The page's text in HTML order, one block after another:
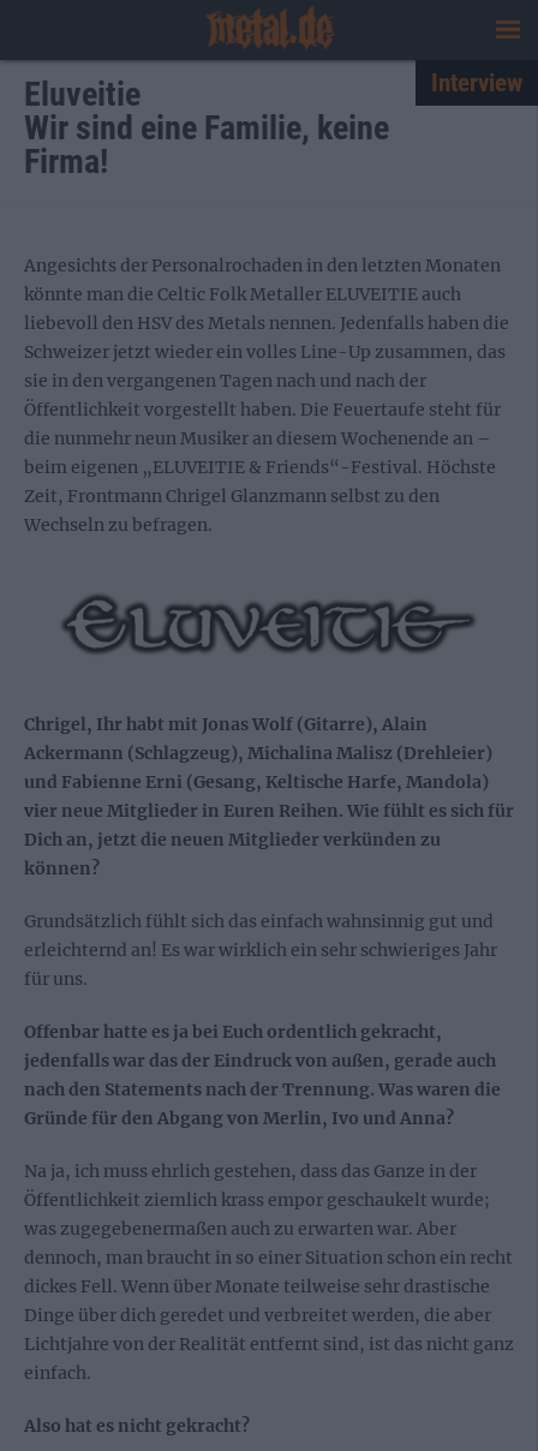
Eluveitie
Wir sind eine Familie, keine
Firma!
Interview
Angesichts der Personalrochaden in den letzten Monaten
könnte man die Celtic Folk Metaller ELUVEITIE auch
liebevoll den HSV des Metals nennen. Jedenfalls haben die
Schweizer jetzt wieder ein volles Line-Up zusammen, das
sie in den vergangenen Tagen nach und nach der
Öffentlichkeit vorgestellt haben. Die Feuertaufe steht für
die nunmehr neun Musiker an diesem Wochenende an –
beim eigenen „ELUVEITIE & Friends“-Festival. Höchste
Zeit, Frontmann Chrigel Glanzmann selbst zu den
Wechseln zu befragen.
Chrigel, Ihr habt mit Jonas Wolf (Gitarre), Alain
Ackermann (Schlagzeug), Michalina Malisz (Drehleier)
und Fabienne Erni (Gesang, Keltische Harfe, Mandola)
vier neue Mitglieder in Euren Reihen. Wie fühlt es sich für
Dich an, jetzt die neuen Mitglieder verkünden zu
können?
Grundsätzlich fühlt sich das einfach wahnsinnig gut und
erleichternd an! Es war wirklich ein sehr schwieriges Jahr
für uns.
Offenbar hatte es ja bei Euch ordentlich gekracht,
jedenfalls war das der Eindruck von außen, gerade auch
nach den Statements nach der Trennung. Was waren die
Gründe für den Abgang von Merlin, Ivo und Anna?
Na ja, ich muss ehrlich gestehen, dass das Ganze in der
Öffentlichkeit ziemlich krass empor geschaukelt wurde;
was zugegebenermaßen auch zu erwarten war. Aber
dennoch, man braucht in so einer Situation schon ein recht
dickes Fell. Wenn über Monate teilweise sehr drastische
Dinge über dich geredet und verbreitet werden, die aber
Lichtjahre von der Realität entfernt sind, ist das nicht ganz
einfach.
Also hat es nicht gekracht?